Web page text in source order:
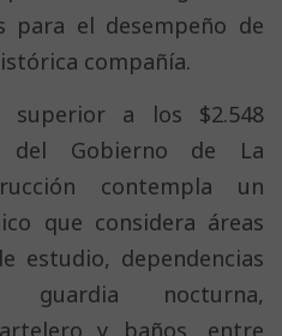
para el desempeño de
compañía.
a los $2.548
Gobierno de La
contempla un
que considera áreas
estudio, dependencias
nocturna,